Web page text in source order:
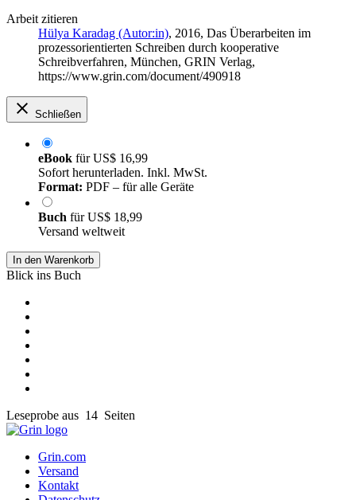
Arbeit zitieren
Hülya Karadag (Autor:in), 2016, Das Überarbeiten im
prozessorientierten Schreiben durch kooperative
Schreibverfahren, München, GRIN Verlag,
https://www.grin.com/document/490918
Schließen
eBook fürUS$ 16,99
Sofort herunterladen. Inkl. MwSt.
Format: PDF – für alle Geräte
Buch fürUS$ 18,99
Versand weltweit
In den Warenkorb
Blick ins Buch
Leseprobe aus 14 Seiten
Grin.com
Versand
Kontakt